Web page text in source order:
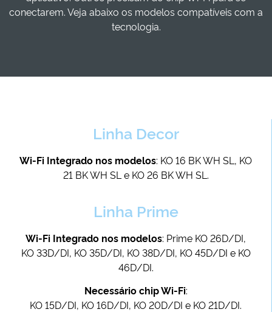
conectarem. Veja abaixo os modelos compatíveis com a
tecnologia.
Linha Decor
Wi-Fi Integrado nos modelos: KO 16 BK WH SL, KO
21 BK WH SL e KO 26 BK WH SL.
Linha Prime
Wi-Fi Integrado nos modelos: Prime KO 26D/DI,
KO 33D/DI, KO 35D/DI, KO 38D/DI, KO 45D/DI e KO
46D/DI.
Necessário chip Wi-Fi:
KO 15D/DI, KO 16D/DI, KO 20D/DI e KO 21D/DI.